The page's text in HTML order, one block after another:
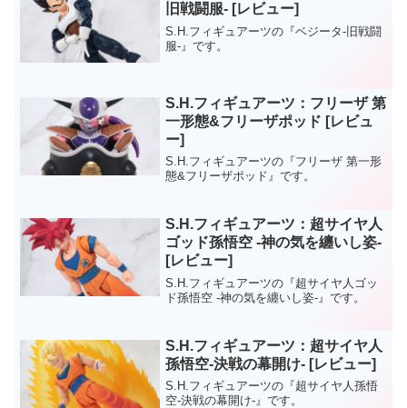
旧戦闘服- [レビュー]
S.H.フィギュアーツの『ベジータ-旧戦闘
服-』です。
S.H.フィギュアーツ：フリーザ 第
一形態&フリーザポッド [レビュ
ー]
S.H.フィギュアーツの『フリーザ 第一形
態&フリーザポッド』です。
S.H.フィギュアーツ：超サイヤ人
ゴッド孫悟空 -神の気を纏いし姿-
[レビュー]
S.H.フィギュアーツの『超サイヤ人ゴッ
ド孫悟空 -神の気を纏いし姿-』です。
S.H.フィギュアーツ：超サイヤ人
孫悟空-決戦の幕開け- [レビュー]
S.H.フィギュアーツの『超サイヤ人孫悟
空-決戦の幕開け-』です。